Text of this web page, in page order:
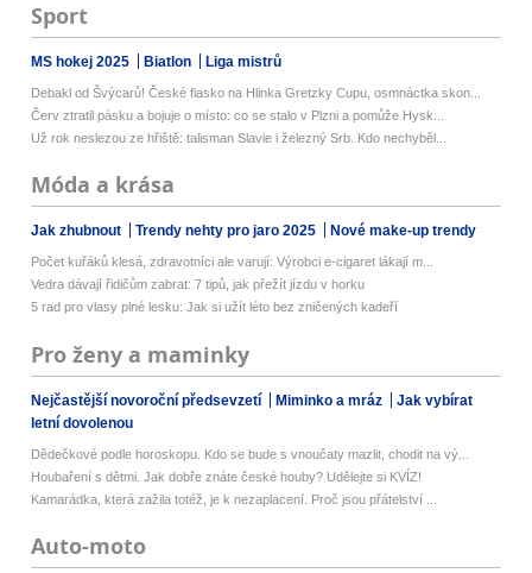
Sport
MS hokej 2025 Biatlon Liga mistrů
Debakl od Švýcarů! České fiasko na Hlinka Gretzky Cupu, osmnáctka skon...
Červ ztratil pásku a bojuje o místo: co se stalo v Plzni a pomůže Hysk...
Už rok neslezou ze hřiště: talisman Slavie i železný Srb. Kdo nechyběl...
Móda a krása
Jak zhubnout Trendy nehty pro jaro 2025 Nové make-up trendy
Počet kuřáků klesá, zdravotníci ale varují: Výrobci e-cigaret lákají m...
Vedra dávají řidičům zabrat: 7 tipů, jak přežít jízdu v horku
5 rad pro vlasy plné lesku: Jak si užít léto bez zničených kadeří
Pro ženy a maminky
Nejčastější novoroční předsevzetí Miminko a mráz
Jak vybírat
letní dovolenou
Dědečkové podle horoskopu. Kdo se bude s vnoučaty mazlit, chodit na vý...
Houbaření s dětmi. Jak dobře znáte české houby? Udělejte si KVÍZ!
Kamarádka, která zažila totéž, je k nezaplacení. Proč jsou přátelství ...
Auto-moto